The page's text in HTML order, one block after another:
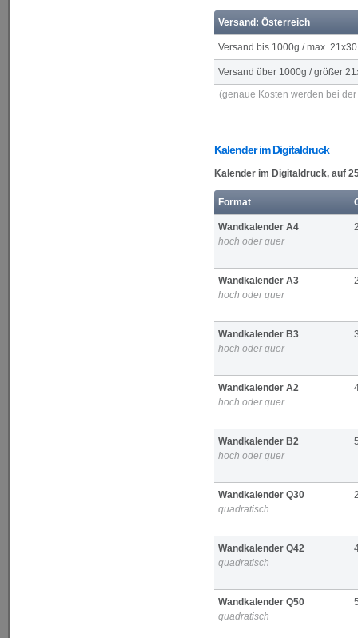
Versand: Österreich
Versand bis 1000g / max. 21x30
Versand über 1000g / größer
(genaue Kosten werden bei
Kalender im Digitaldruck
Kalender im Digitaldruck, auf
Format
Wandkalender A4
hoch oder quer
Wandkalender A3
hoch oder quer
Wandkalender B3
hoch oder quer
Wandkalender A2
hoch oder quer
Wandkalender B2
hoch oder quer
Wandkalender Q30
quadratisch
Wandkalender Q42
quadratisch
Wandkalender Q50
quadratisch